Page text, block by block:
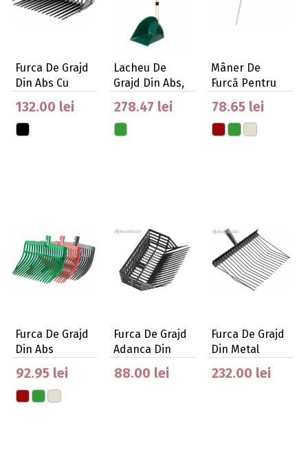
Furca De Grajd
Din Abs Cu
132.00 lei
Lacheu De
Grajd Din Abs,
278.47 lei
Mâner De
Furcă Pentru
6300999
78.65 lei
Furca De Grajd
Din Abs
92.95 lei
Furca De Grajd
Adanca Din
88.00 lei
Furca De Grajd
Din Metal
232.00 lei